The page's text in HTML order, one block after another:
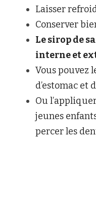
Laisser
Conserver
Le sirop de
interne et
Vous pouvez
d’estomac et
Ou
jeunes
percer les